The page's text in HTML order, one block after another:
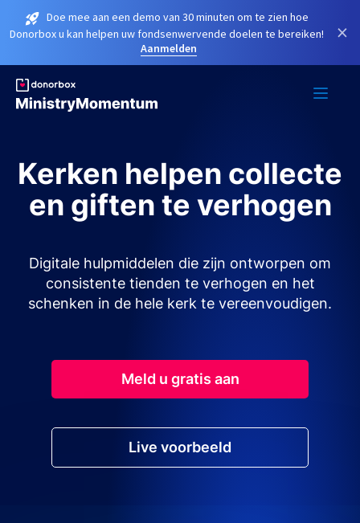
Doe mee aan een demo van 30 minuten om te zien hoe
Donorbox u kan helpen uw fondsenwervende doelen te bereiken!
Aanmelden
×
Kerken helpen collecte
en giften te verhogen
Digitale hulpmiddelen die zijn ontworpen om
consistente tienden te verhogen en het
schenken in de hele kerk te vereenvoudigen.
Meld u gratis aan
Live voorbeeld